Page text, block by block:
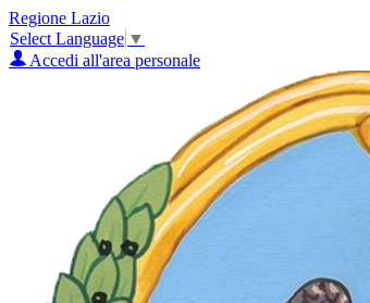
Regione Lazio
Select Language ▼
Accedi all'area personale